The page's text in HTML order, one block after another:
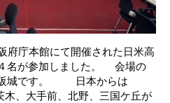
府庁本館にて開催された日米高
名が参加しました。 会場の
阪城です。 日本からは
木、大手前、北野、三国ケ丘が